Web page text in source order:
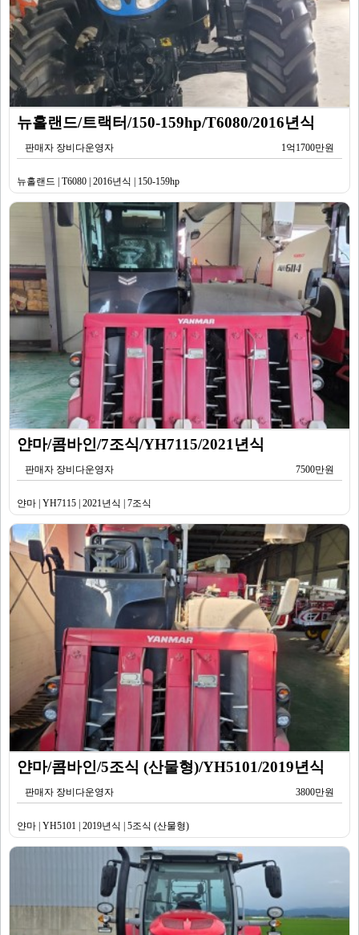
뉴홀랜드/트랙터/150-159hp/T6080/2016년식
판매자 장비다운영자 1억1700만원
뉴홀랜드 | T6080 | 2016년식 | 150-159hp
얀마/콤바인/7조식/YH7115/2021년식
판매자 장비다운영자 7500만원
얀마 | YH7115 | 2021년식 | 7조식
얀마/콤바인/5조식 (산물형)/YH5101/2019년식
판매자 장비다운영자 3800만원
얀마 | YH5101 | 2019년식 | 5조식 (산물형)